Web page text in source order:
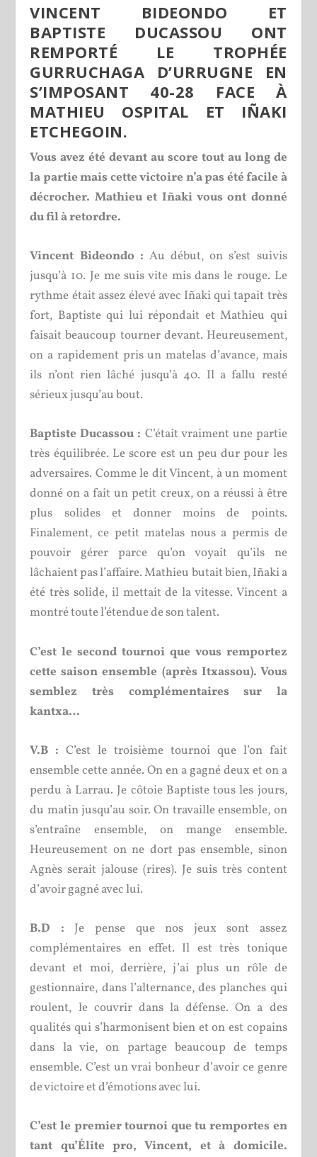
VINCENT BIDEONDO ET
BAPTISTE DUCASSOU ONT
REMPORTÉ LE TROPHÉE
GURRUCHAGA D’URRUGNE EN
S’IMPOSANT 40-28 FACE À
MATHIEU OSPITAL ET IÑAKI
ETCHEGOIN.
Vous avez été devant au score tout au long de
la partie mais cette victoire n’a pas été facile à
décrocher. Mathieu et Iñaki vous ont donné
du fil à retordre.
Vincent Bideondo : Au début, on s’est suivis
jusqu’à 10. Je me suis vite mis dans le rouge. Le
rythme était assez élevé avec Iñaki qui tapait très
fort, Baptiste qui lui répondait et Mathieu qui
faisait beaucoup tourner devant. Heureusement,
on a rapidement pris un matelas d’avance, mais
ils n’ont rien lâché jusqu’à 40. Il a fallu resté
sérieux jusqu’au bout.
Baptiste Ducassou : C’était vraiment une partie
très équilibrée. Le score est un peu dur pour les
adversaires. Comme le dit Vincent, à un moment
donné on a fait un petit creux, on a réussi à être
plus solides et donner moins de points.
Finalement, ce petit matelas nous a permis de
pouvoir gérer parce qu’on voyait qu’ils ne
lâchaient pas l’affaire. Mathieu butait bien, Iñaki a
été très solide, il mettait de la vitesse. Vincent a
montré toute l’étendue de son talent.
C’est le second tournoi que vous remportez
cette saison ensemble (après Itxassou). Vous
semblez très complémentaires sur la
kantxa…
V.B : C’est le troisième tournoi que l’on fait
ensemble cette année. On en a gagné deux et on a
perdu à Larrau. Je côtoie Baptiste tous les jours,
du matin jusqu’au soir. On travaille ensemble, on
s’entraîne ensemble, on mange ensemble.
Heureusement on ne dort pas ensemble, sinon
Agnès serait jalouse (rires). Je suis très content
d’avoir gagné avec lui.
B.D : Je pense que nos jeux sont assez
complémentaires en effet. Il est très tonique
devant et moi, derrière, j’ai plus un rôle de
gestionnaire, dans l’alternance, des planches qui
roulent, le couvrir dans la défense. On a des
qualités qui s’harmonisent bien et on est copains
dans la vie, on partage beaucoup de temps
ensemble. C’est un vrai bonheur d’avoir ce genre
de victoire et d’émotions avec lui.
C’est le premier tournoi que tu remportes en
tant qu’Élite pro, Vincent, et à domicile.